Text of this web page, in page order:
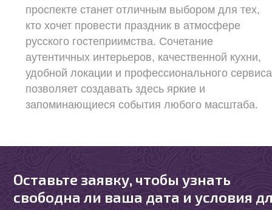
проспекте станет отличным выбором для тех,
кто хочет провести праздник в атмосфере
русского гостеприимства. Сочетание
аутентичных интерьеров, качественной кухни,
удобной локации и профессионального сервиса
позволяет создавать здесь яркие и
запоминающиеся события любого масштаба.
Оставьте заявку, чтобы узнать
свободна ли ваша дата и условия